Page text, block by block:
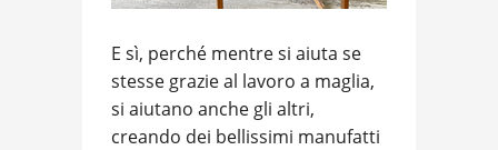
E sì, perché mentre si aiuta se
stesse grazie al lavoro a maglia,
si aiutano anche gli altri,
creando dei bellissimi manufatti